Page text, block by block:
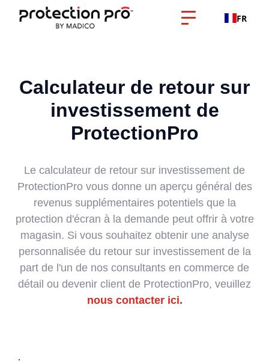
FR
Calculateur de retour sur
investissement de
ProtectionPro
Le calculateur de retour sur investissement de
ProtectionPro vous donne un aperçu général des
revenus supplémentaires potentiels que la
protection d'écran à la demande peut offrir à votre
magasin. Si vous souhaitez obtenir une analyse
personnalisée du retour sur investissement de la
part de l'un de nos consultants en commerce de
détail ou devenir client de ProtectionPro, veuillez
nous contacter ici.